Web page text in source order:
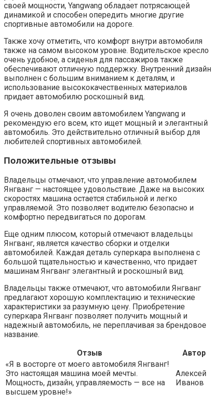
своей мощности, Yangwang обладает потрясающей
динамикой и способен опередить многие другие
спортивные автомобили на дороге.
Также хочу отметить, что комфорт внутри автомобиля
также на самом высоком уровне. Водительское кресло
очень удобное, а сиденья для пассажиров также
обеспечивают отличную поддержку. Внутренний дизайн
выполнен с большим вниманием к деталям, и
использование высококачественных материалов
придает автомобилю роскошный вид.
Я очень доволен своим автомобилем Yangwang и
рекомендую его всем, кто ищет мощный и элегантный
автомобиль. Это действительно отличный выбор для
любителей спортивных автомобилей.
Положительные отзывы
Владельцы отмечают, что управление автомобилем
Янгванг — настоящее удовольствие. Даже на высоких
скоростях машина остается стабильной и легко
управляемой. Это позволяет водителю безопасно и
комфортно передвигаться по дорогам.
Еще одним плюсом, который отмечают владельцы
Янгванг, является качество сборки и отделки
автомобилей. Каждая деталь суперкара выполнена с
большой тщательностью и качественно, что придает
машинам Янгванг элегантный и роскошный вид.
Владельцы также отмечают, что автомобили Янгванг
предлагают хорошую комплектацию и технические
характеристики за разумную цену. Приобретение
суперкара Янгванг позволяет получить мощный и
надежный автомобиль, не переплачивая за брендовое
название.
Отзыв
Автор
«Я в восторге от моего автомобиля Янгванг!
Это настоящая машина моей мечты.
Мощность, дизайн, управляемость — все на
высшем уровне!»
Алексей
Иванов